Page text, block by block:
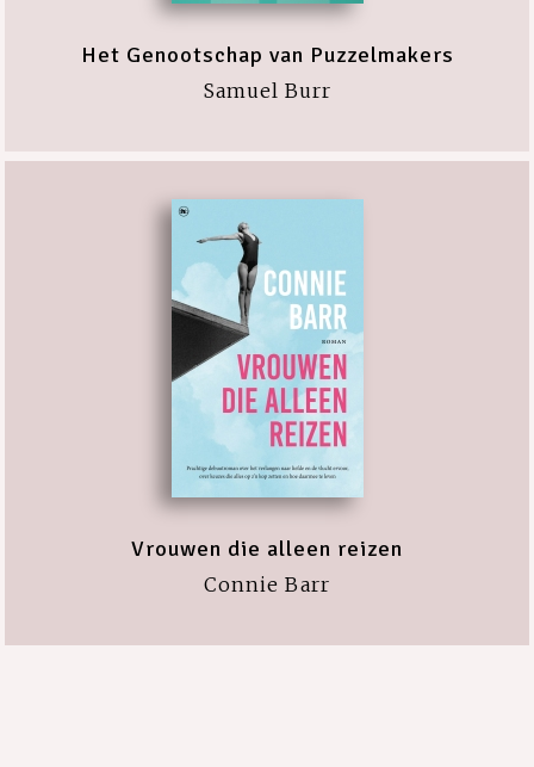
Het Genootschap van Puzzelmakers
Samuel Burr
Vrouwen die alleen reizen
Connie Barr